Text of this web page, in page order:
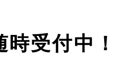
受付中！